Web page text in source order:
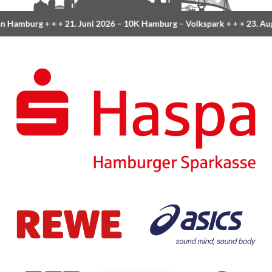
Hamburg+ + +21. Juni 2026 –10K Hamburg– Volkspark+ + +23.